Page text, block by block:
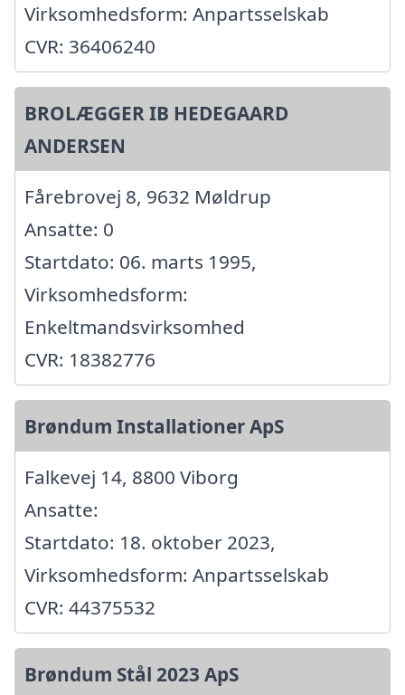
Virksomhedsform: Anpartsselskab
CVR: 36406240
BROLÆGGER IB HEDEGAARD
ANDERSEN
Fårebrovej 8, 9632 Møldrup
Ansatte: 0
Startdato: 06. marts 1995,
Virksomhedsform:
Enkeltmandsvirksomhed
CVR: 18382776
Brøndum Installationer ApS
Falkevej 14, 8800 Viborg
Ansatte:
Startdato: 18. oktober 2023,
Virksomhedsform: Anpartsselskab
CVR: 44375532
Brøndum Stål 2023 ApS